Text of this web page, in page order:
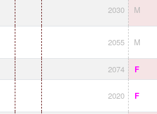
2030 M
2055 M
2074 F
2020 F